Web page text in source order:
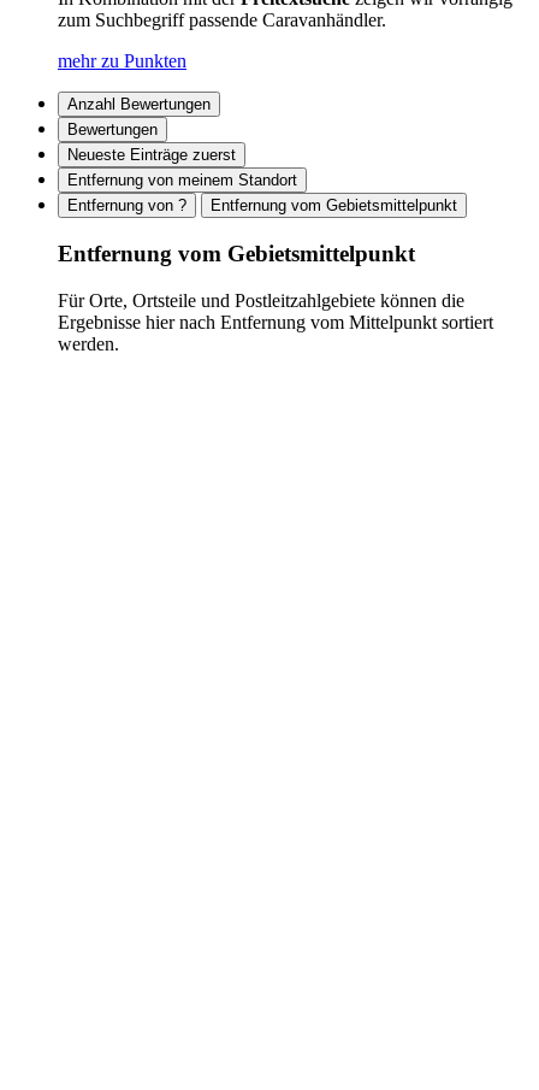
zum Suchbegriff passende Caravanhändler.
mehr zu Punkten
Anzahl Bewertungen
Bewertungen
Neueste Einträge zuerst
Entfernung von meinem Standort
Entfernung von ?
Entfernung vom Gebietsmittelpunkt
Entfernung vom Gebietsmittelpunkt
Für Orte, Ortsteile und Postleitzahlgebiete können die
Ergebnisse hier nach Entfernung vom Mittelpunkt sortiert
werden.